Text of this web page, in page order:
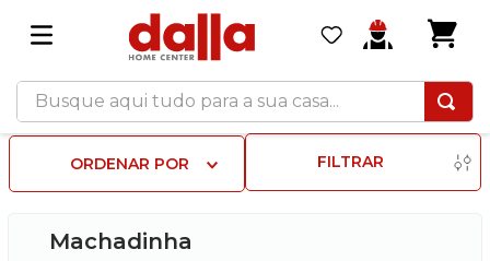
Busque aqui tudo para a sua casa...
ORDENAR POR FILTRAR
Machadinha